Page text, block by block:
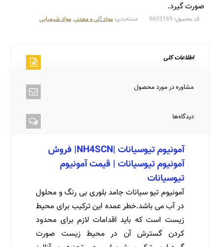
صورت گیرد.
کد محصول: دسته‌بندی: مواد آلی و معدنی,مواد شیمیایی
اطلاعات کلی
مشاوره در مورد محصول
دیدگاه‌ها
آمونیوم تیوسیانات |NH4SCN| فروش
آمونیوم تیوسیانات | قیمت آمونیوم
تیوسیانات
آمونیوم تیو سیانات جامد بلوری بی رنگ و محلول
در آب می باشد.خطر عمده این ترکیب برای محیط
زیست است که باید اقدامات لازم برای محدود
کردن گسترش آن در محیط زیست صورت